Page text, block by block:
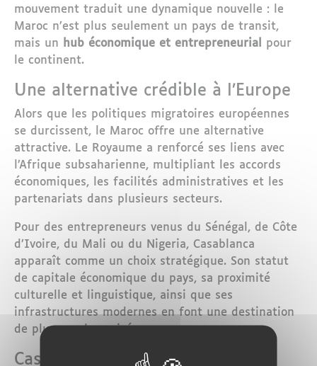
mouvement traduit une dynamique nouvelle : le
Maroc n’est plus seulement un pays de transit,
mais un hub économique et entrepreneurial
pour
le continent.
Une alternative crédible à l’Europe
Alors que les politiques migratoires européennes
se durcissent, le Maroc offre une alternative
attractive. Le Royaume a renforcé ses liens avec
l’Afrique subsaharienne, multipliant les accords
économiques, les facilités administratives et les
partenariats dans plusieurs secteurs.
Pour des entrepreneurs venus du Sénégal, de Côte
d’Ivoire, du Mali ou du Nigeria, Casablanca
apparaît comme un choix stratégique. Son statut
de capitale économique du pays, sa proximité
culturelle et linguistique, ainsi que ses
infrastructures modernes en font une destination
de plus en plus prisée.
Casablanca, hub économique et